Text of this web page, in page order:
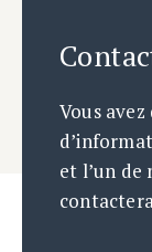
Vous
et l’un de